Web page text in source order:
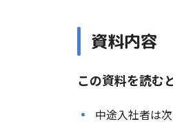
資料内容
この資料を読む
中途入社者は